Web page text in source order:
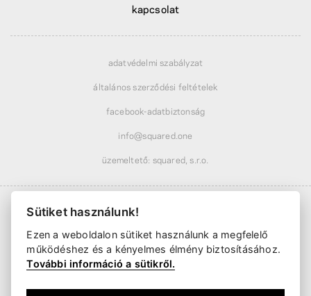
kapcsolat
adatvédelmi szabályzat
általános szerződési feltételek
facebook-adatbiztonság
info@squared.one
üzemeltető: squared, s.r.o.
Szállítás1818 Ft-tól · ingyenes18809 Ftfelett
Kézbesítés már2 munkanapon belül
Sütiket használunk!
Ezen a weboldalon sütiket használunk a megfelelő
működéshez és a kényelmes élmény biztosításához.
További információ a sütikről.